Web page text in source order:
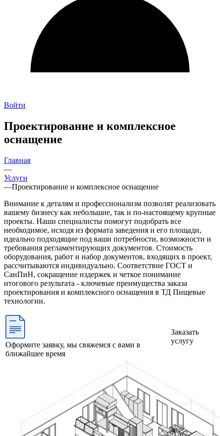
Войти
Проектирование и комплексное
оснащение
Главная
—
Услуги
—Проектирование и комплексное оснащение
Внимание к деталям и профессионализм позволят реализовать
вашему бизнесу как небольшие, так и по-настоящему крупные
проекты. Наши специалисты помогут подобрать все
необходимое, исходя из формата заведения и его площади,
идеально подходящие под ваши потребности, возможности и
требования регламентирующих документов. Стоимость
оборудования, работ и набор документов, входящих в проект,
рассчитываются индивидуально. Соответствие ГОСТ и
СанПиН, сокращение издержек и четкое понимание
итогового результата - ключевые преимущества заказа
проектирования и комплексного оснащения в ТД Пищевые
технологии.
Оформите заявку, мы свяжемся с вами в
ближайшее время
Заказать
услугу